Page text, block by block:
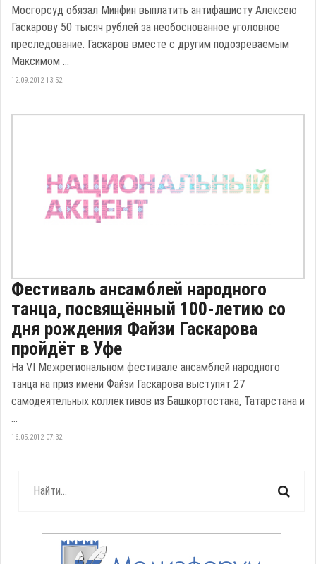
Мосгорсуд обязал Минфин выплатить антифашисту Алексею
Гаскарову 50 тысяч рублей за необоснованное уголовное
преследование. Гаскаров вместе с другим подозреваемым
Максимом ...
12.09.2012 13:52
Фестиваль ансамблей народного
танца, посвящённый 100-летию со
дня рождения Файзи Гаскарова
пройдёт в Уфе
На VI Межрегиональном фестивале ансамблей народного
танца на приз имени Файзи Гаскарова выступят 27
самодеятельных коллективов из Башкортостана, Татарстана и
...
16.05.2012 07:32